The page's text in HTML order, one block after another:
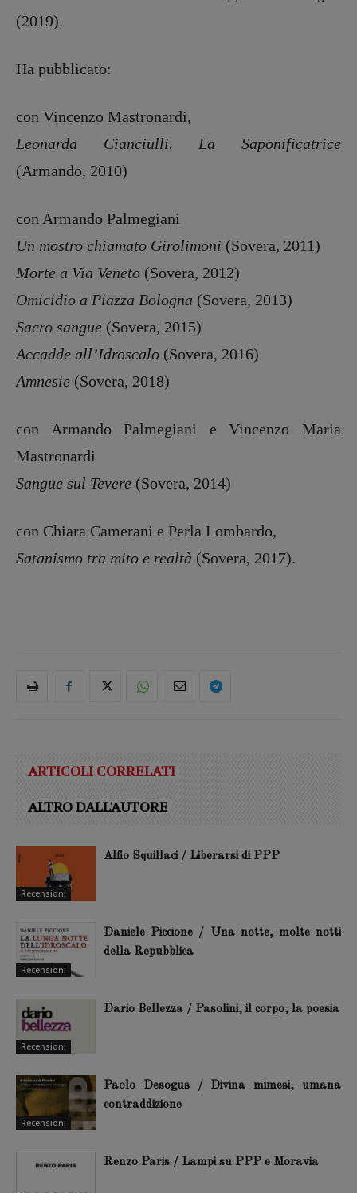
(2019).
Ha pubblicato:
con Vincenzo Mastronardi,
Leonarda Cianciulli. La Saponificatrice
(Armando, 2010)
con Armando Palmegiani
Un mostro chiamato Girolimoni (Sovera, 2011)
Morte a Via Veneto (Sovera, 2012)
Omicidio a Piazza Bologna (Sovera, 2013)
Sacro sangue (Sovera, 2015)
Accadde all’Idroscalo (Sovera, 2016)
Amnesie (Sovera, 2018)
con Armando Palmegiani e Vincenzo Maria
Mastronardi
Sangue sul Tevere (Sovera, 2014)
con Chiara Camerani e Perla Lombardo,
Satanismo tra mito e realtà (Sovera, 2017).
ARTICOLI CORRELATI
ALTRO DALL'AUTORE
Recensioni
Alfio Squillaci / Liberarsi di PPP
Recensioni
Daniele Piccione / Una notte, molte notti
della Repubblica
Recensioni
Dario Bellezza / Pasolini, il corpo, la poesia
Recensioni
Paolo Desogus / Divina mimesi, umana
contraddizione
Renzo Paris / Lampi su PPP e Moravia